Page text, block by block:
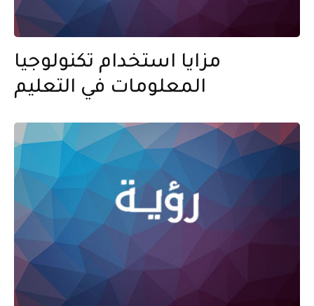
مزايا استخدام تكنولوجيا
المعلومات في التعليم